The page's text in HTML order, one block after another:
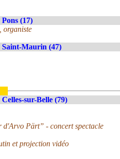
Pons (17)
organiste
Saint-Maurin (47)
Celles-sur-Belle (79)
d'Arvo Pärt” - concert spectacle
et projection vidéo